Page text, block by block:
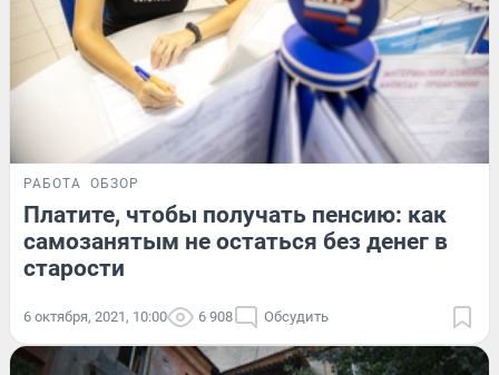
РАБОТА ОБЗОР
Платите, чтобы получать пенсию: как
самозанятым не остаться без денег в
старости
6 октября, 2021, 10:00 6 908 Обсудить